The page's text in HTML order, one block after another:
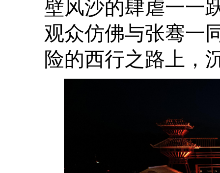
观众仿佛与张骞一
险的西行之路上，